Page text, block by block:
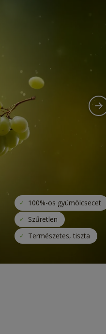
100%-os gyümölcsecet
Szűretlen
Természetes, tiszta